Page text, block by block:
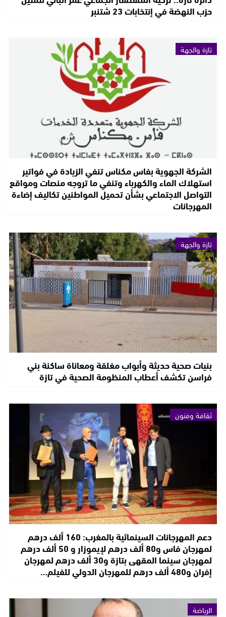
حزب النهضة في إنتخابات 23 شتنبر
تازة والجهة
الشركة الجهوية بفاس مكناس تنفي الزيادة في فواتير
استهلاك الماء والكهرباء وتنفي ما تروجه منصات ومواقع
التواصل الاجتماعي بشأن تحميل المواطنين تكاليف إضاءة
المهرجانات
تازة والجهة
بنيات صحية حديثة وأبواب مغلقة ومعاناة ساكنة بني
فراسن تكشف أعطاب المنظومة الصحية في تازة
ثقافة وفنون
دعم المهرجانات السينمائية بالمغرب: 160 ألف درهم
لمهرجان فاس و80 ألف درهم لإيموزار و 50 ألف درهم
لمهرجان سينما المقهى بتازة و30 ألف درهم لمهرجان
إفران و480 ألف درهم للمهرجان الدولي للفيلم…
الرياضة